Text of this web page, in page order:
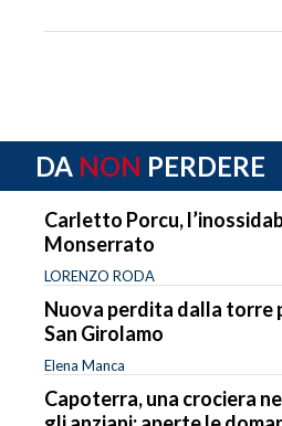
DA NON PERDERE
Carletto Porcu,
Monserrato
LORENZO RODA
Nuova perdita dalla torre
San Girolamo
Elena Manca
Capoterra, una crociera